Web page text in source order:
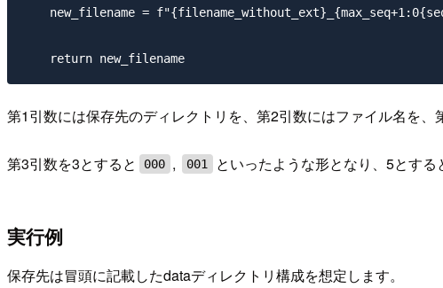
new_filename =
第1引数には保存先のディレクトリを、第2引数にはファイル名を
第3引数を3とすると 000 , 001 といったような形となり、5とする
実行例
保存先は冒頭に記載したdataディレクトリ構成を想定します。